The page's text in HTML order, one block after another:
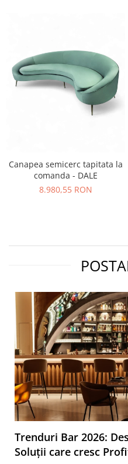
Canapea semicerc tapitata la
comanda - DALE
8.980,55 RON
Trenduri Bar 2026:
Soluții care cresc